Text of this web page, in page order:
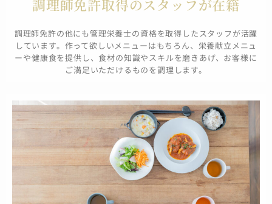
調理師免許取得のスタッフが在籍
調理師免許の他にも管理栄養士の資格を取得したスタッフが活躍
しています。作って欲しいメニューはもちろん、栄養献立メニュ
ーや健康食を提供し、食材の知識やスキルを磨きあげ、お客様に
ご満足いただけるものを調理します。